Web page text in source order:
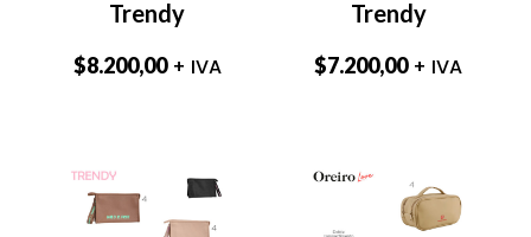
Trendy
$8.200,00 + IVA
Trendy
$7.200,00 + IVA